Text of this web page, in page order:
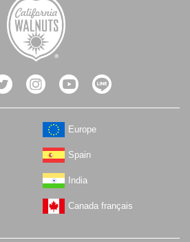
Europe
Spain
India
Canada français